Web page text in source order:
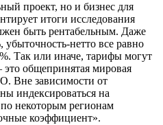
проект, но и бизнес для
итоги исследования
быть рентабельным. Даже
нетто все равно
Так или иначе, тарифы могут
это общепринятая мировая
Вне зависимости от
индексироваться на
некоторым регионам
коэффициент».